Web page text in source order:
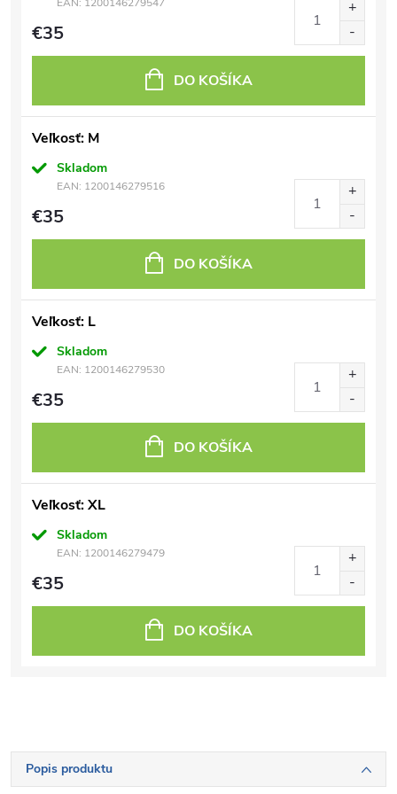
€35
DO KOŠÍKA
Veľkosť: M
Skladom
EAN: 1200146279516
€35
DO KOŠÍKA
Veľkosť: L
Skladom
EAN: 1200146279530
€35
DO KOŠÍKA
Veľkosť: XL
Skladom
EAN: 1200146279479
€35
DO KOŠÍKA
Popis produktu